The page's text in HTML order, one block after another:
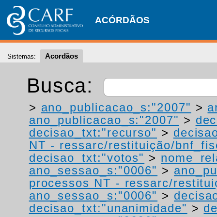
ACÓRDÃOS
Sistemas: Acordãos
Busca:
> ano_publicacao_s:"2007" >
ano_publicacao_s:"2007" >
decisao_txt:"recurso" >
NT - ressarc/restituição/
decisao_txt:"votos" >
ano_sessao_s:"0006" >
processos NT - ressarc/
ano_sessao_s:"0006" >
decisao_txt:"unanimidade" >